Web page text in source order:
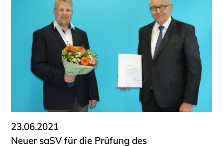
23.06.2021
Neuer saSV für die Prüfung des